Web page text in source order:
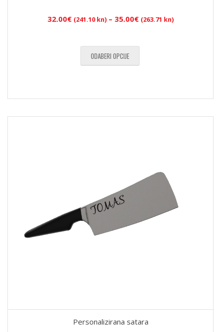
32.00€ (241.10 kn) – 35.00€ (263.71 kn)Raspon
(263.71
ODABERI OPCIJE
Personalizirana satara